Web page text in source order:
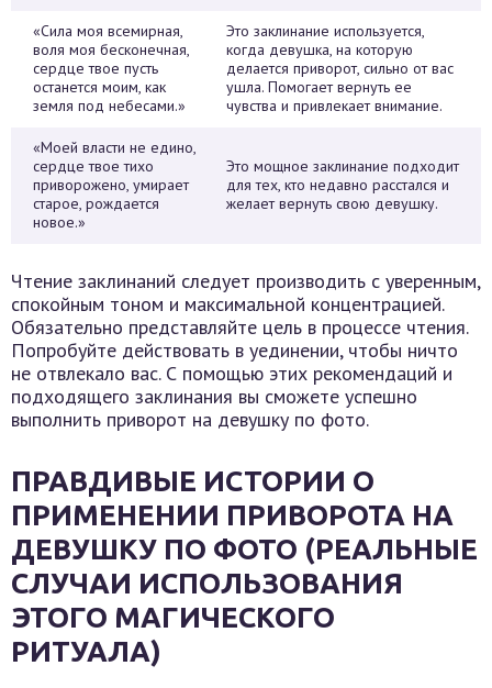
«Сила моя всемирная,
воля моя бесконечная,
сердце твое пусть
останется моим, как
земля под небесами.»
Это заклинание используется,
когда девушка, на которую
делается приворот, сильно от вас
ушла. Помогает вернуть ее
чувства и привлекает внимание.
«Моей власти не едино,
сердце твое тихо
приворожено, умирает
старое, рождается
новое.»
Это мощное заклинание подходит
для тех, кто недавно расстался и
желает вернуть свою девушку.
Чтение заклинаний следует производить с уверенным,
спокойным тоном и максимальной концентрацией.
Обязательно представляйте цель в процессе чтения.
Попробуйте действовать в уединении, чтобы ничто
не отвлекало вас. С помощью этих рекомендаций и
подходящего заклинания вы сможете успешно
выполнить приворот на девушку по фото.
ПРАВДИВЫЕ ИСТОРИИ О
ПРИМЕНЕНИИ ПРИВОРОТА НА
ДЕВУШКУ ПО ФОТО (РЕАЛЬНЫЕ
СЛУЧАИ ИСПОЛЬЗОВАНИЯ
ЭТОГО МАГИЧЕСКОГО
РИТУАЛА)